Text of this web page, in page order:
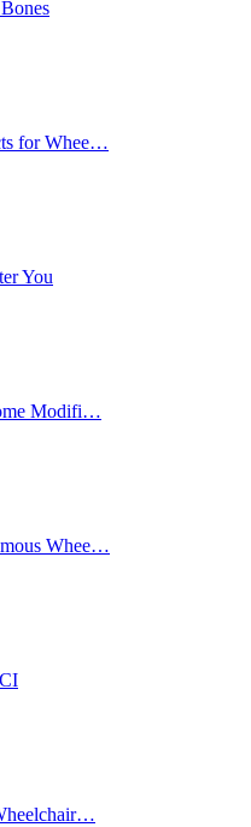
for Whee…
You
Modifi…
Whee…